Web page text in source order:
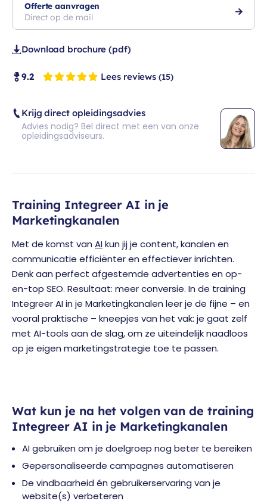
Training Integreer AI in je
Marketingkanalen
Met de komst van AIkun jij je content, kanalen en
communicatie efficiënter en effectiever inrichten.
Denk aan perfect afgestemde advertenties en op-
en-top SEO. Resultaat: meer conversie. In de training
Integreer AI in je Marketingkanalen leer je de fijne – en
vooral praktische – kneepjes van het vak: je gaat zelf
met AI-tools aan de slag, om ze uiteindelijk naadloos
op je eigen marketingstrategie toe te passen.
Wat kun je na het volgen van de training
Integreer AI in je Marketingkanalen
AI gebruiken om je doelgroep nog beter te bereiken
Gepersonaliseerde campagnes automatiseren
De vindbaarheid én gebruikerservaring van je
website(s) verbeteren
Offerte aanvragen
Direct op de mail
Download brochure (pdf)
9.2 Lees reviews (15)
Krijg direct opleidingsadvies
Advies nodig? Bel direct met een van onze
opleidingsadviseurs.